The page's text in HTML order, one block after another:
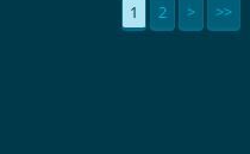
1 2 > >>